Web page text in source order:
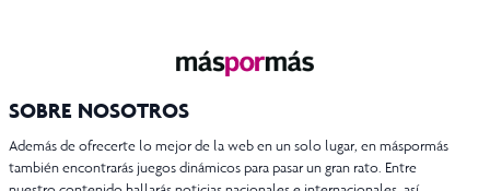
SOBRE NOSOTROS
Además de ofrecerte lo mejor de la web en un solo lugar, en máspormás
también encontrarás juegos dinámicos para pasar un gran rato. Entre